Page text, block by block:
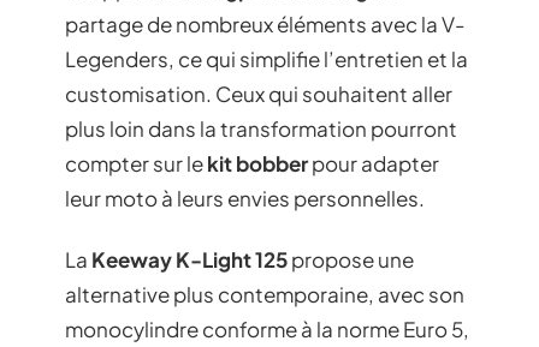
partage de nombreux éléments avec la V-
Legenders, ce qui simplifie l’entretien et la
customisation. Ceux qui souhaitent aller
plus loin dans la transformation pourront
compter sur lekit bobberpour adapter
leur moto à leurs envies personnelles.
La Keeway K-Light 125propose une
alternative plus contemporaine, avec son
monocylindre conforme à la norme Euro 5,